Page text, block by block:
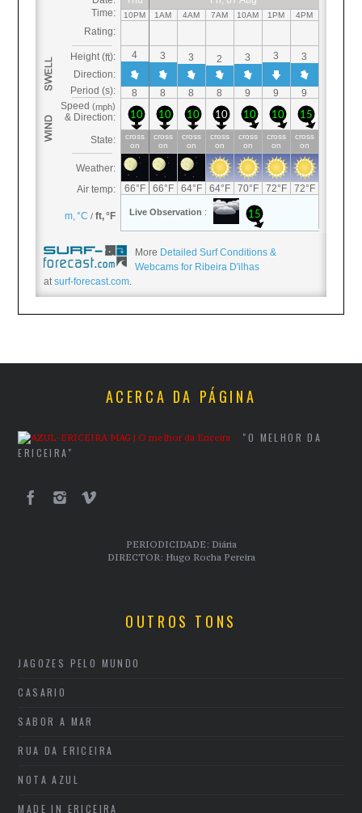
More Detailed Surf Conditions &
Webcams for Ribeira D'ilhas
atsurf-forecast.com.
ACERCA DA PÁGINA
"O MELHOR DA
ERICEIRA"
PERIODICIDADE: Diária
DIRECTOR: Hugo Rocha Pereira
OUTROS TONS
JAGOZES PELO MUNDO
CASARIO
SABOR A MAR
RUA DA ERICEIRA
NOTA AZUL
MADE IN ERICEIRA